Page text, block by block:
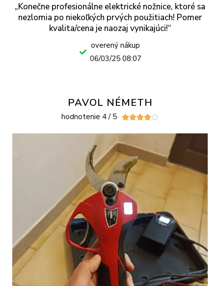
„Konečne profesionálne elektrické nožnice, ktoré sa
nezlomia po niekoľkých prvých použitiach! Pomer
kvalita/cena je naozaj vynikajúci!“
overený nákup
06/03/25 08:07
PAVOL NÉMETH
hodnotenie 4 / 5 